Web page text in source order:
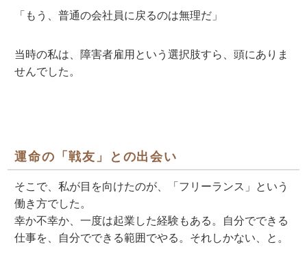
「もう、普通の会社員に戻るのは無理だ」
当時の私は、障害者雇用という選択肢すら、頭にありま
せんでした。
運命の「戦友」との出会い
そこで、私が目を向けたのが、「フリーランス」という
働き方でした。
幸か不幸か、一度は起業した経験もある。自分でできる
仕事を、自分でできる範囲でやる。それしかない、と。